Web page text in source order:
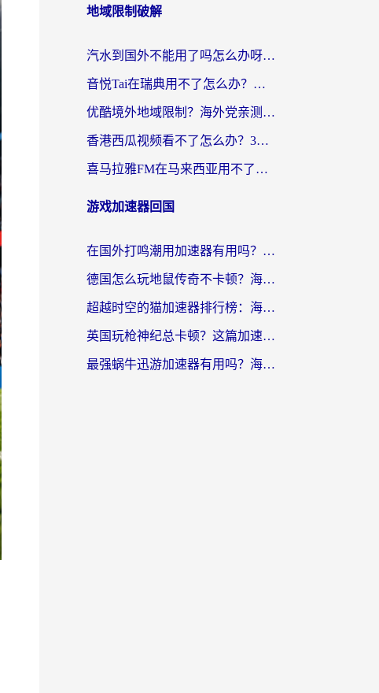
地域限制破解
汽水到国外不能用了吗怎么办呀？海外党追剧看片的救星在这里！
音悦Tai在瑞典用不了怎么办？海外华人追剧听歌的实用指南
优酷境外地域限制？海外党亲测：这样看国内剧再也不卡（附3个实用场景解决）
香港西瓜视频看不了怎么办？3步解决海外追剧难题，附靠谱加速器推荐
喜马拉雅FM在马来西亚用不了怎么办？海外华人亲测有效的回国加速指南
游戏加速器回国
在国外打鸣潮用加速器有用吗？安全吗？海外玩家国服游戏加速全指南
德国怎么玩地鼠传奇不卡顿？海外党国服游戏加速全攻略（含战双EVE实用指南）
超越时空的猫加速器排行榜：海外党国服游戏不卡顿的终极选择指南
英国玩枪神纪总卡顿？这篇加速器选择指南帮你告别延迟（附实测推荐）
最强蜗牛迅游加速器有用吗？海外玩家国服游戏加速避坑指南（附德国玩忍者必须死3流星蝴蝶剑解决办法）